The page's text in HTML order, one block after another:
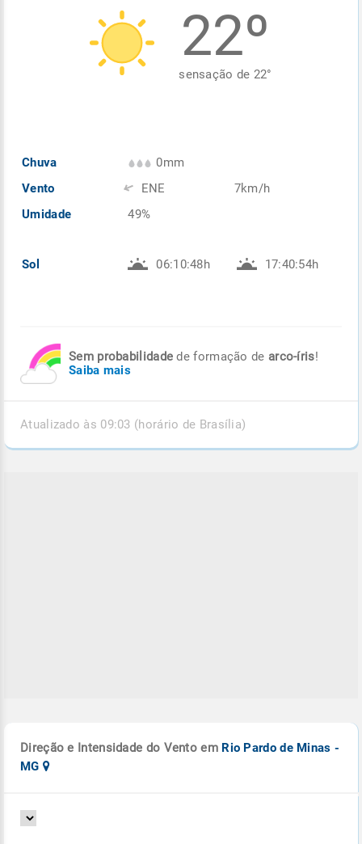
22º
sensação de 22°
Chuva
Vento
Umidade
0mm
ENE
49%
7km/h
Sol 06:10:48h 17:40:54h
Sem probabilidade de formação de arco-íris!
Saiba mais
Atualizado às 09:03 (horário de Brasília)
Direção e Intensidade do Vento em Rio Pardo de Minas -
MG